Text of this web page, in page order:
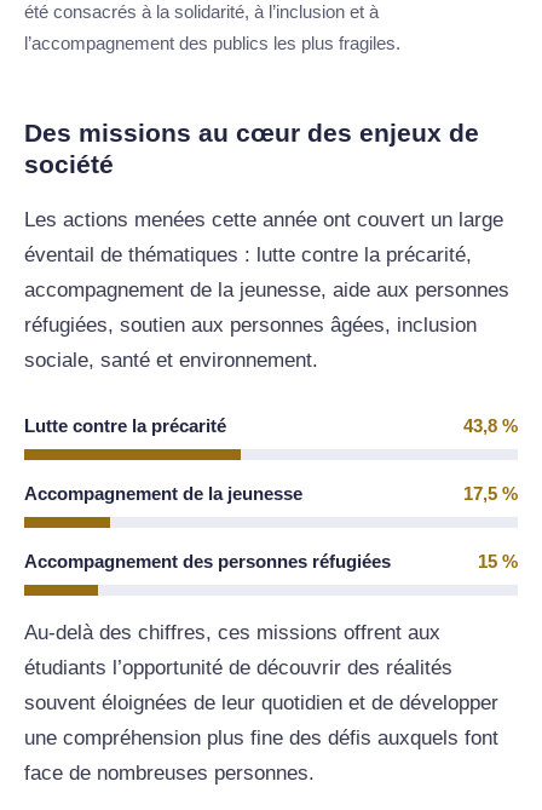
été consacrés à la solidarité, à l’inclusion et à
l’accompagnement des publics les plus fragiles.
Des missions au cœur des enjeux de
société
Les actions menées cette année ont couvert un large
éventail de thématiques : lutte contre la précarité,
accompagnement de la jeunesse, aide aux personnes
réfugiées, soutien aux personnes âgées, inclusion
sociale, santé et environnement.
Lutte contre la précarité 43,8 %
Accompagnement de la jeunesse 17,5 %
Accompagnement des personnes réfugiées 15 %
Au-delà des chiffres, ces missions offrent aux
étudiants l’opportunité de découvrir des réalités
souvent éloignées de leur quotidien et de développer
une compréhension plus fine des défis auxquels font
face de nombreuses personnes.